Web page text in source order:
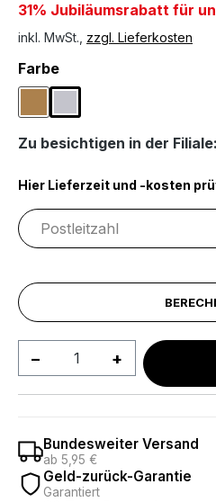
31% Jubiläumsrabatt für
inkl. MwSt., zzgl. Lieferkosten
Farbeauswählen
Eichefarben
Hellgrau
Zu besichtigen in der Filiale:
Hier Lieferzeit und -kosten
Produkt Anzahl:
Bundesweiter Versand
ab 5,95 €
Geld-zurück-Garantie
Garantiert